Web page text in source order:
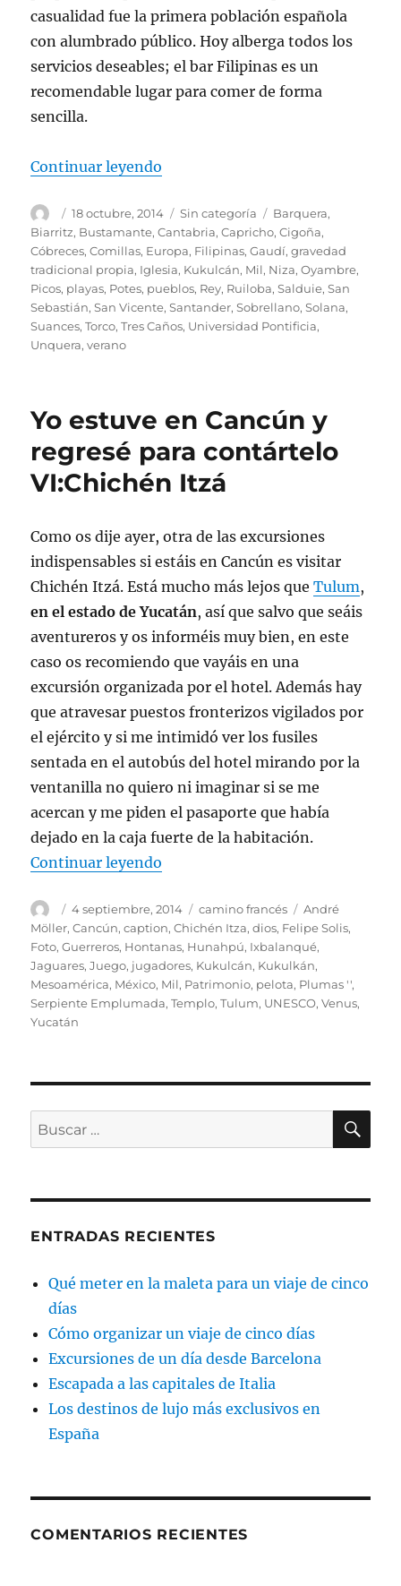
casualidad fue la primera población española
con alumbrado público. Hoy alberga todos los
servicios deseables; el bar Filipinas es un
recomendable lugar para comer de forma
sencilla.
Continuar leyendo
Autor
Publicado
el
18 octubre, 2014 Categorías
Sin categoría Etiquetas
Barquera,
Biarritz, Bustamante,Cantabria,Capricho,Cigoña,
Cóbreces,Comillas, Europa, Filipinas,Gaudí,gravedad
tradicional propia, Iglesia, Kukulcán, Mil, Niza,Oyambre,
Picos, playas, Potes, pueblos, Rey, Ruiloba,Salduie,San
Sebastián,San Vicente,Santander,Sobrellano,Solana,
Suances,Torco,Tres Caños, Universidad Pontificia,
Unquera,verano
Yo estuve en Cancún y
regresé para contártelo
VI:Chichén Itzá
Como os dije ayer, otra de las excursiones
indispensables si estáis en Cancún es visitar
Chichén Itzá. Está mucho más lejos queTulum,
en el estado de Yucatán, así que salvo que seáis
aventureros y os informéis muy bien, en este
caso os recomiendo que vayáis en una
excursión organizada por el hotel. Además hay
que atravesar puestos fronterizos vigilados por
el ejército y si me intimidó ver los fusiles
sentada en el autobús del hotel mirando por la
ventanilla no quiero ni imaginar si se me
acercan y me piden el pasaporte que había
dejado en la caja fuerte de la habitación.
Continuar leyendo
Autor
Publicado
el
4 septiembre, 2014 Categorías
camino francés Etiquetas
André
Möller,Cancún,caption,Chichén Itza,dios, Felipe Solis,
Foto,Guerreros, Hontanas, Hunahpú, Ixbalanqué,
Jaguares,Juego, jugadores, Kukulcán, Kukulkán,
Mesoamérica, México, Mil, Patrimonio, pelota, Plumas '',
Serpiente Emplumada,Templo,Tulum, UNESCO,Venus,
Yucatán
Buscar
por:
ENTRADAS RECIENTES
Qué meter en la maleta para un viaje de cinco
días
Cómo organizar un viaje de cinco días
Excursiones de un día desde Barcelona
Escapada a las capitales de Italia
Los destinos de lujo más exclusivos en
España
COMENTARIOS RECIENTES